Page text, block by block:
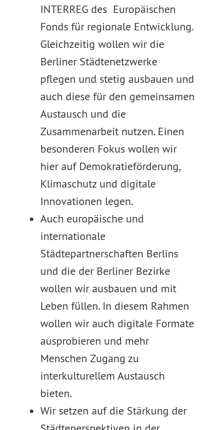
INTERREG des Europäischen
Fonds für regionale Entwicklung.
Gleichzeitig wollen wir die
Berliner Städtenetzwerke
pflegen und stetig ausbauen und
auch diese für den gemeinsamen
Austausch und die
Zusammenarbeit nutzen. Einen
besonderen Fokus wollen wir
hier auf Demokratieförderung,
Klimaschutz und digitale
Innovationen legen.
Auch europäische und
internationale
Städtepartnerschaften Berlins
und die der Berliner Bezirke
wollen wir ausbauen und mit
Leben füllen. In diesem Rahmen
wollen wir auch digitale Formate
ausprobieren und mehr
Menschen Zugang zu
interkulturellem Austausch
bieten.
Wir setzen auf die Stärkung der